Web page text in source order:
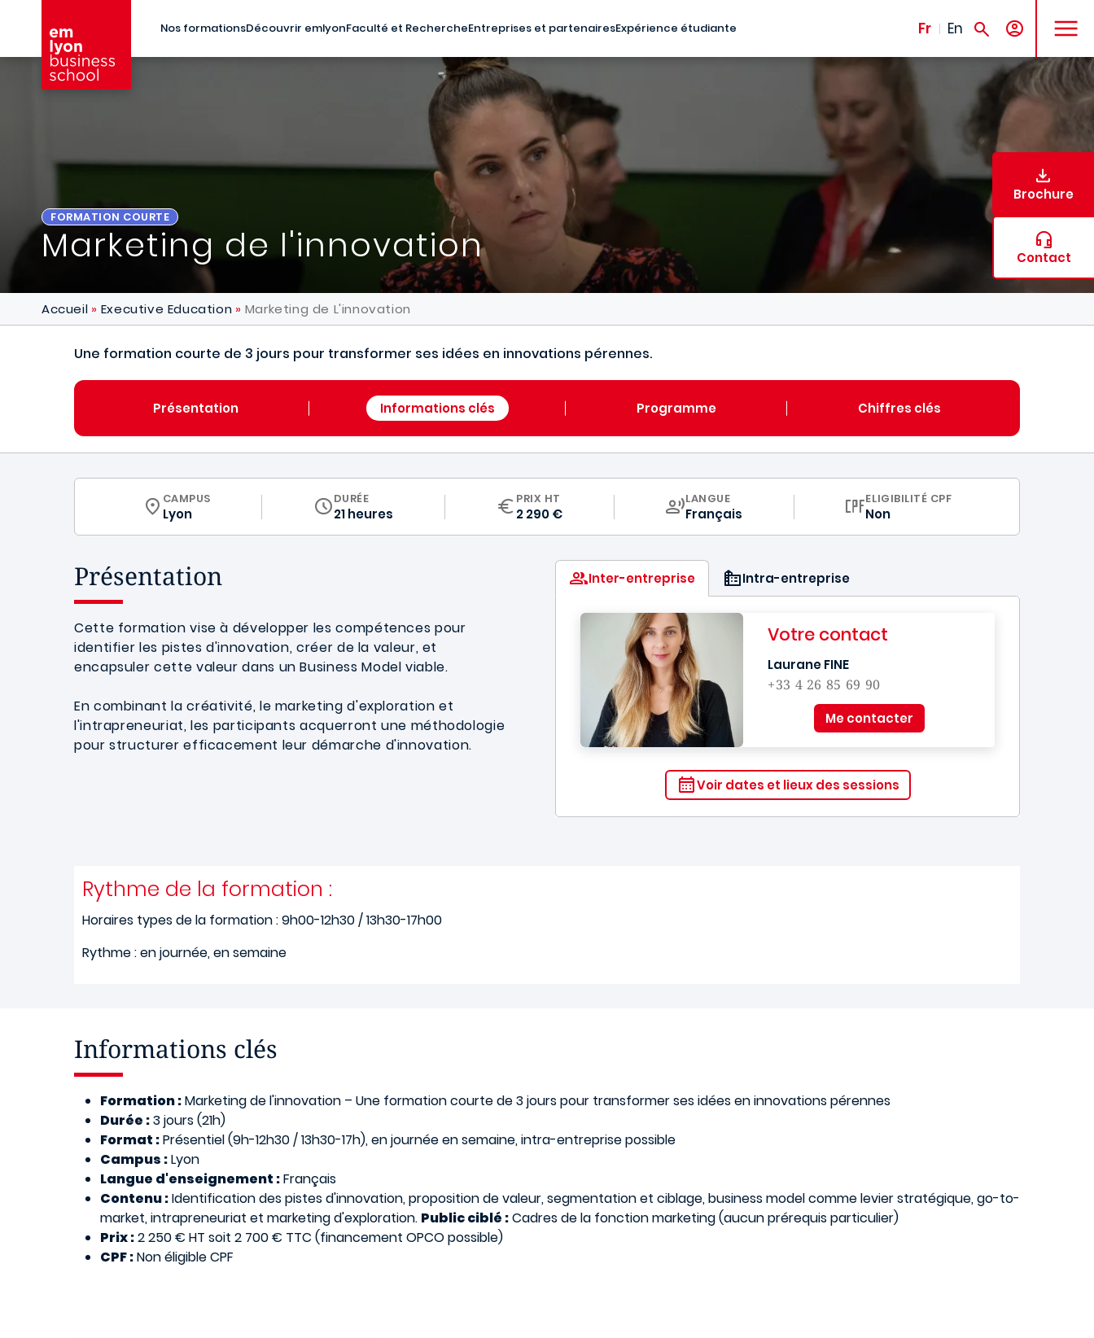
Nos formationsDécouvrir emlyonFaculté et RechercheEntreprises et partenairesExpérience étudiante Fr En
MENU
FORMATION COURTE
Marketing de l'innovation
Brochure
Contact
Accueil Executive Education Marketing de L'innovation
Une formation courte de 3 jours pour transformer ses idées en innovations pérennes.
Présentation Informations clés Programme Chiffres clés
CURRICULUM
CAMPUS
Lyon
DURÉE
21 heures
PRIX HT
2 290 €
CURRICULUM
LANGUE
Français
ELIGIBILITÉ CPF
Non
Présentation
Cette formation vise à développer les compétences pour
identifier les pistes d'innovation, créer de la valeur, et
encapsuler cette valeur dans un Business Model viable.
En combinant la créativité, le marketing d'exploration et
l'intrapreneuriat, les participants acquerront une méthodologie
pour structurer efficacement leur démarche d'innovation.
Inter-entreprise Intra-entreprise
Votre contact
Laurane FINE
+33 4 26 85 69 90
Me contacter
Voir dates et lieux des sessions
Rythme de la formation :
Horaires types de la formation : 9h00-12h30 / 13h30-17h00
Rythme : en journée, en semaine
Informations clés
Formation :Marketing de l'innovation – Une formation courte de 3 jours pour transformer ses idées en innovations pérennes
Durée :3 jours (21h)
Format :Présentiel (9h-12h30 / 13h30-17h), en journée en semaine, intra-entreprise possible
Campus :Lyon
Langue d'enseignement :Français
Contenu :Identification des pistes d'innovation, proposition de valeur, segmentation et ciblage, business model comme levier stratégique, go-to-
market, intrapreneuriat et marketing d'exploration. Public ciblé :Cadres de la fonction marketing (aucun prérequis particulier)
Prix :2 250 € HT soit 2 700 € TTC (financement OPCO possible)
CPF :Non éligible CPF